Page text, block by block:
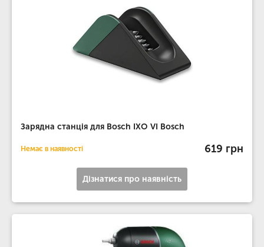
Зарядна станція для Bosch IXO VI Bosch
Немає в наявності 619 грн
Дізнатися про наявність